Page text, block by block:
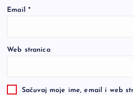
Email *
Web stranica
Sačuvaj moje ime, email i web